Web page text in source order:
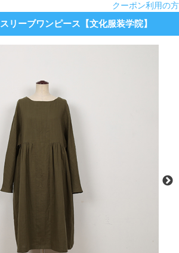
クーポン利用の方
リーブワンピース【文化服装学院】